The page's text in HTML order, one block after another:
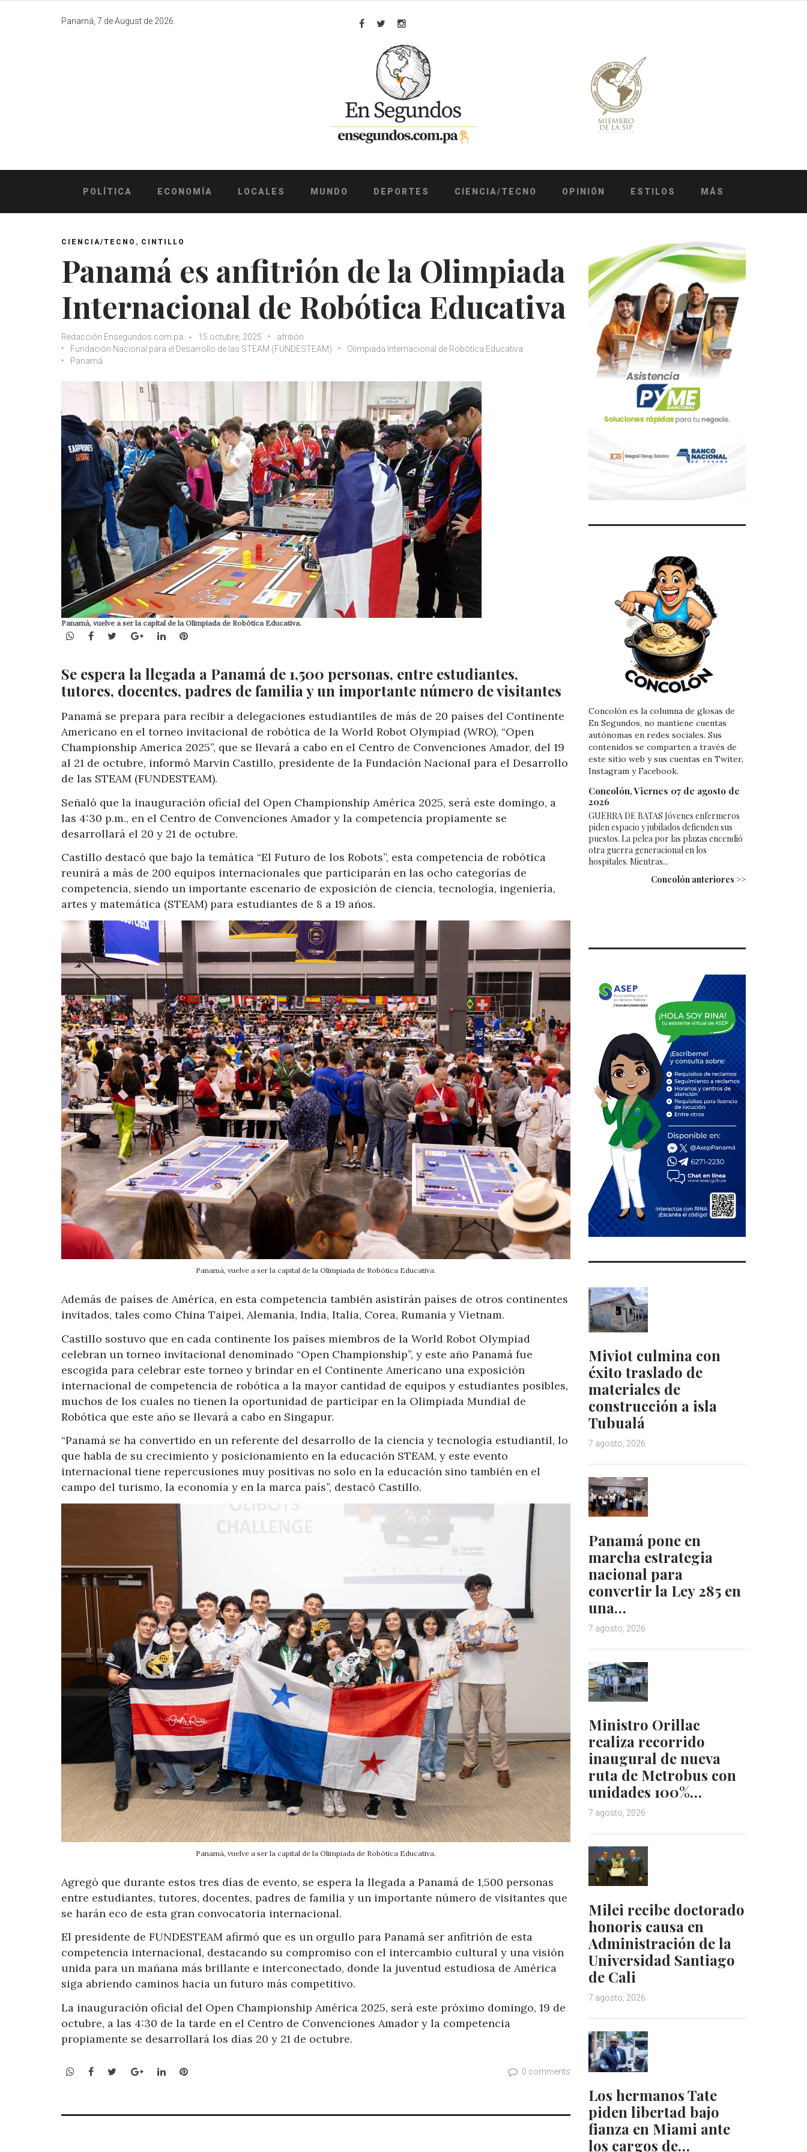
Panamá, 7 de August de 2026.
Facebook
TwitterInstagram
POLÍTICA ECONOMÍA LOCALES MUNDO DEPORTES CIENCIA/TECNO OPINIÓN ESTILOS MÁS
CIENCIA/TECNO , CINTILLO
Panamá es anfitrión de la Olimpiada
Internacional de Robótica Educativa
Redacción Ensegundos.com.pa 15 octubre, 2025
afritión
Fundación Nacional para el Desarrollo de las STEAM (FUNDESTEAM)
Olimpiada Internacional de Robótica Educativa
Panamá
Panamá, vuelve a ser la capital de la Olimpiada de Robótica Educativa.
WhatsApp
Facebook
TwitterGoogle+LinkedInPinterest
Se espera la llegada a Panamá de 1,500 personas, entre estudiantes,
tutores, docentes, padres de familia y un importante número de visitantes
Panamá se prepara para recibir a delegaciones estudiantiles de más de 20 países del Continente
Americano en el torneo invitacional de robótica de la World Robot Olympiad (WRO), “Open
Championship America 2025”, que se llevará a cabo en el Centro de Convenciones Amador, del 19
al 21 de octubre, informó Marvin Castillo, presidente de la Fundación Nacional para el Desarrollo
de las STEAM (FUNDESTEAM).
Señaló que la inauguración oficial del Open Championship América 2025, será este domingo, a
las 4:30 p.m., en el Centro de Convenciones Amador y la competencia propiamente se
desarrollará el 20 y 21 de octubre.
Castillo destacó que bajo la temática “El Futuro de los Robots”, esta competencia de robótica
reunirá a más de 200 equipos internacionales que participarán en las ocho categorías de
competencia, siendo un importante escenario de exposición de ciencia, tecnología, ingeniería,
artes y matemática (STEAM) para estudiantes de 8 a 19 años.
Panamá, vuelve a ser la capital de la Olimpiada de Robótica Educativa.
Además de países de América, en esta competencia también asistirán países de otros continentes
invitados, tales como China Taipei, Alemania, India, Italia, Corea, Rumania y Vietnam.
Castillo sostuvo que en cada continente los países miembros de la World Robot Olympiad
celebran un torneo invitacional denominado “Open Championship”, y este año Panamá fue
escogida para celebrar este torneo y brindar en el Continente Americano una exposición
internacional de competencia de robótica a la mayor cantidad de equipos y estudiantes posibles,
muchos de los cuales no tienen la oportunidad de participar en la Olimpiada Mundial de
Robótica que este año se llevará a cabo en Singapur.
“Panamá se ha convertido en un referente del desarrollo de la ciencia y tecnología estudiantil, lo
que habla de su crecimiento y posicionamiento en la educación STEAM, y este evento
internacional tiene repercusiones muy positivas no solo en la educación sino también en el
campo del turismo, la economía y en la marca país”, destacó Castillo.
Panamá, vuelve a ser la capital de la Olimpiada de Robótica Educativa.
Agregó que durante estos tres días de evento, se espera la llegada a Panamá de 1,500 personas
entre estudiantes, tutores, docentes, padres de familia y un importante número de visitantes que
se harán eco de esta gran convocatoria internacional.
El presidente de FUNDESTEAM afirmó que es un orgullo para Panamá ser anfitrión de esta
competencia internacional, destacando su compromiso con el intercambio cultural y una visión
unida para un mañana más brillante e interconectado, donde la juventud estudiosa de América
siga abriendo caminos hacia un futuro más competitivo.
La inauguración oficial del Open Championship América 2025, será este próximo domingo, 19 de
octubre, a las 4:30 de la tarde en el Centro de Convenciones Amador y la competencia
propiamente se desarrollará los días 20 y 21 de octubre.
WhatsApp
Facebook
TwitterGoogle+LinkedInPinterest 0 comments
Concolón es la columna de glosas de
En Segundos, no mantiene cuentas
autónomas en redes sociales. Sus
contenidos se comparten a través de
este sitio web y sus cuentas en Twiter,
Instagram y Facebook.
Concolón, Viernes 07 de agosto de
2026
GUERRA DE BATAS Jóvenes enfermeros
piden espacio y jubilados defienden sus
puestos. La pelea por las plazas encendió
otra guerra generacional en los
hospitales. Mientras...
Concolón anteriores >>
Miviot culmina con
éxito traslado de
materiales de
construcción a isla
Tubualá
7 agosto, 2026
Panamá pone en
marcha estrategia
nacional para
convertir la Ley 285 en
una…
7 agosto, 2026
Ministro Orillac
realiza recorrido
inaugural de nueva
ruta de Metrobus con
unidades 100%…
7 agosto, 2026
Milei recibe doctorado
honoris causa en
Administración de la
Universidad Santiago
de Cali
7 agosto, 2026
Los hermanos Tate
piden libertad bajo
fianza en Miami ante
los cargos de…